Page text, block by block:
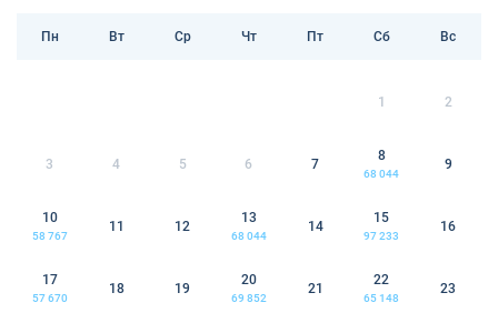
Пн Вт Ср Чт Пт Сб Вс
1 2
3 4 5 6 7
8
68 044
9
10
58 767
11 12
13
68 044
14
15
97 233
16
17
57 670
18 19
20
69 852
21
22
65 148
23